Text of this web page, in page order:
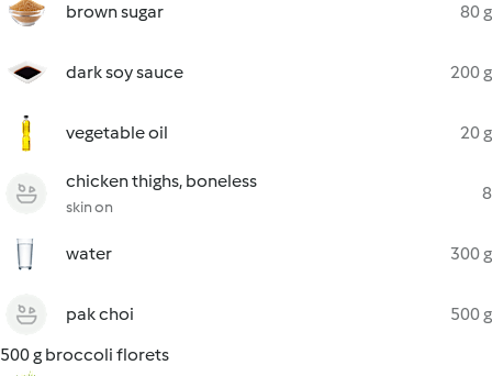
brown sugar 80 g
dark soy sauce 200 g
vegetable oil 20 g
chicken thighs, boneless
skin on
8
water 300 g
pak choi
500 g
500 g broccoli florets